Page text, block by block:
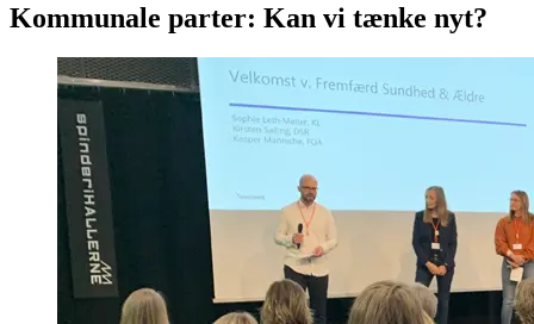
Kommunale parter: Kan vi tænke nyt?